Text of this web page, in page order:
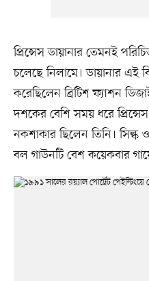
প্রিন্সেস ডায়ানার তেমনই
চলেছে নিলামে। ডায়ানার এই
করেছিলেন ব্রিটিশ ফ্যাশন
দশকের বেশি সময় ধরে
নকশাকার ছিলেন তিনি। সিল্ক
বল গাউনটি বেশ কয়েকবার